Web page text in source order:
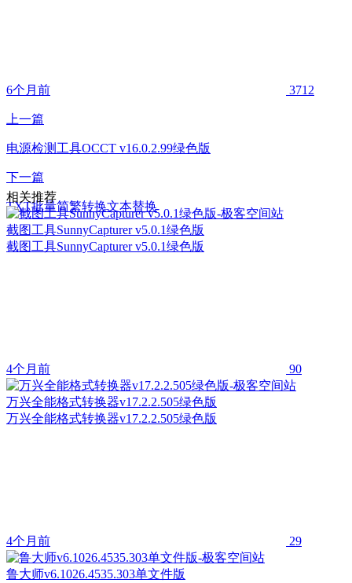
6个月前 3712
上一篇
电源检测工具OCCT v16.0.2.99绿色版
下一篇
TXT批量简繁转换文本替换
相关推荐
截图工具SunnyCapturer v5.0.1绿色版
截图工具SunnyCapturer v5.0.1绿色版
4个月前 90
万兴全能格式转换器v17.2.2.505绿色版
万兴全能格式转换器v17.2.2.505绿色版
4个月前 29
鲁大师v6.1026.4535.303单文件版